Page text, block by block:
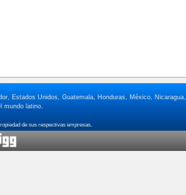
Estados Unidos, Guatemala, Honduras, México, Nicaragua,
mundo latino.